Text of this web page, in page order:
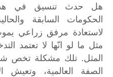
هل حدث تنسيق في
الحكومات
السابقة
لاستعادة مرفق زراعي
مثل ما لو انّها لا تعتمد
المثل. تلك مشكلة تخص
الصفة
العالمية، وتعيش